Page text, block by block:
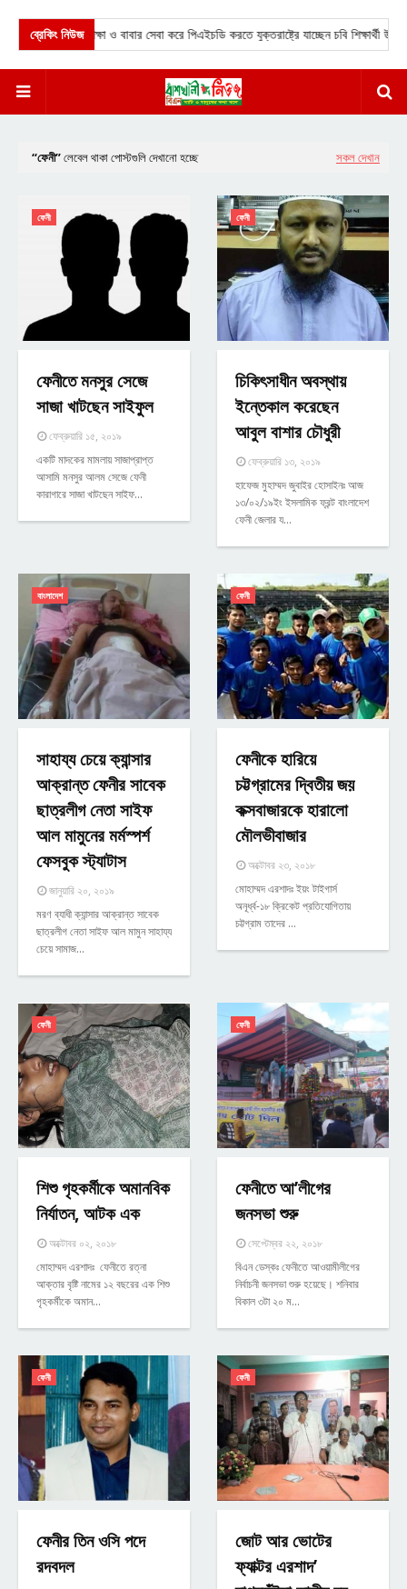
ব্রেকিং নিউজ
উচ্চশিক্ষা ও বাবার সেবা করে পিএইচডি করতে যুক্তরাষ্ট্রে যাচ্ছেন চবি শিক্ষার্থী উচ্ছাস।
ফেনী লেবেল থাকা পোস্টগুলি দেখানো হচ্ছে সকল দেখান
ফেনী
ফেনীতে মনসুর সেজে
সাজা খাটছেন সাইফুল
ফেব্রুয়ারি ১৫, ২০১৯
একটি মাদকের মামলায় সাজাপ্রাপ্ত
আসামি মনসুর আলম সেজে ফেনী
কারাগারে সাজা খাটছেন সাইফ…
ফেনী
চিকিৎসাধীন অবস্থায়
ইন্তেকাল করেছেন
আবুল বাশার চৌধুরী
ফেব্রুয়ারি ১৩, ২০১৯
হাফেজ মুহাম্মদ জুবাইর হোসাইনঃ আজ
১৩/০২/১৯ইং ইসলামিক ফ্রন্ট বাংলাদেশ
ফেনী জেলার য…
বাংলাদেশ
সাহায্য চেয়ে ক্যান্সার
আক্রান্ত ফেনীর সাবেক
ছাত্রলীগ নেতা সাইফ
আল মামুনের মর্মস্পর্শ
ফেসবুক স্ট্যাটাস
জানুয়ারি ২০, ২০১৯
মরণ ব্যাধী ক্যান্সার আক্রান্ত সাবেক
ছাত্রলীগ নেতা সাইফ আল মামুন সাহায্য
চেয়ে সামাজ…
ফেনী
ফেনীকে হারিয়ে
চট্টগ্রামের দ্বিতীয় জয়
কক্সবাজারকে হারালো
মৌলভীবাজার
অক্টোবর ২৩, ২০১৮
মোহাম্মদ এরশাদঃ ইয়ং টাইগার্স
অনূর্ধ্ব-১৮ ক্রিকেট প্রতিযোগিতায়
চট্টগ্রাম তাদের …
ফেনী
শিশু গৃহকর্মীকে অমানবিক
নির্যাতন, আটক এক
অক্টোবর ০২, ২০১৮
মোহাম্মদ এরশাদঃ ফেনীতে রত্না
আক্তার বৃষ্টি নামের ১২ বছরের এক শিশু
গৃহকর্মীকে অমান…
ফেনী
ফেনীতে আ’লীগের
জনসভা শুরু
সেপ্টেম্বর ২২, ২০১৮
বিএন ডেস্কঃ ফেনীতে আওয়ামীলীগের
নির্বাচনী জনসভা শুরু হয়েছে। শনিবার
বিকাল ৩টা ২০ ম…
ফেনী
ফেনীর তিন ওসি পদে
রদবদল
ফেনী
জোট আর ভোটের
ফ্যাক্টর এরশাদ’